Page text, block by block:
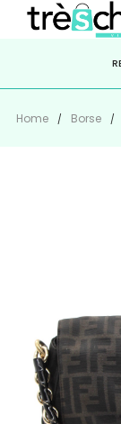
PAGA A
ISCRIVITI ALLA
Home Borse